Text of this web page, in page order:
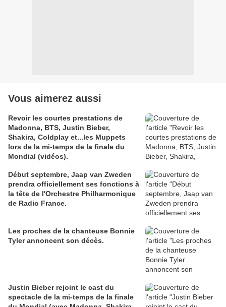
Vous aimerez aussi
Revoir les courtes prestations de
Madonna, BTS, Justin Bieber,
Shakira, Coldplay et...les Muppets
lors de la mi-temps de la finale du
Mondial (vidéos).
Début septembre, Jaap van Zweden
prendra officiellement ses fonctions à
la tête de l'Orchestre Philharmonique
de Radio France.
Les proches de la chanteuse Bonnie
Tyler annoncent son décès.
Justin Bieber rejoint le cast du
spectacle de la mi-temps de la finale